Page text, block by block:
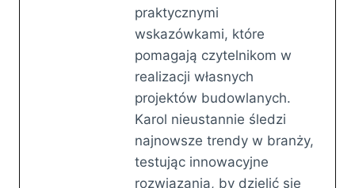
praktycznymi
wskazówkami, które
pomagają czytelnikom w
realizacji własnych
projektów budowlanych.
Karol nieustannie śledzi
najnowsze trendy w branży,
testując innowacyjne
rozwiązania, by dzielić się